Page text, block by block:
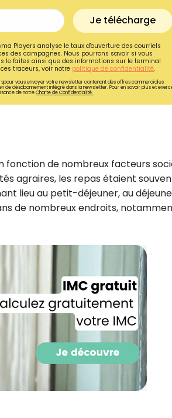
Je télécharge
Players analyse le taux d'ouverture des courriels
des campagnes. Nous pourrons savoir si vous
le faites ainsi que des informations sur le terminal
traceurs, voir notre politique de confidentialité.
vous envoyer votre newsletter contenant des offres commerciales
de désabonnement intégré dans la newsletter. Pour en savoir plus et
de notreCharte de Confidentialité.
fonction de nombreux facteurs
agraires, les repas étaient
lieu au petit-déjeuner, au
de nombreux endroits,
Recevez
recettes inédites de
!